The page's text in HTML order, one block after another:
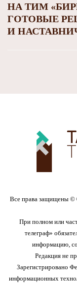
НА ТИМ
ГОТОВЫЕ
И
Все права защищены ©
При полном или
телеграф»
информацию,
Редакция не
Зарегистрировано
информационных